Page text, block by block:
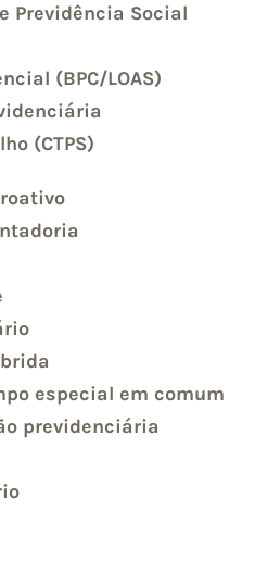
Previdência Social
(BPC/LOAS)
(CTPS)
especial em comum
previdenciária